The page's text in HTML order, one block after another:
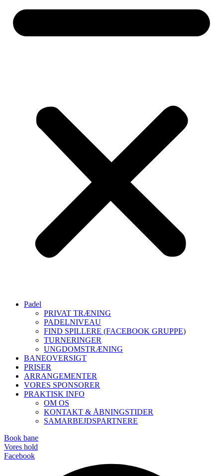
Padel
PRIVAT TRÆNING
PADELNIVEAU
FIND SPILLERE (FACEBOOK GRUPPE)
TURNERINGER
UNGDOMSTRÆNING
BANEOVERSIGT
PRISER
ARRANGEMENTER
VORES SPONSORER
PRAKTISK INFO
OM OS
KONTAKT & ÅBNINGSTIDER
SAMARBEJDSPARTNERE
Book bane
Vores hold
Facebook